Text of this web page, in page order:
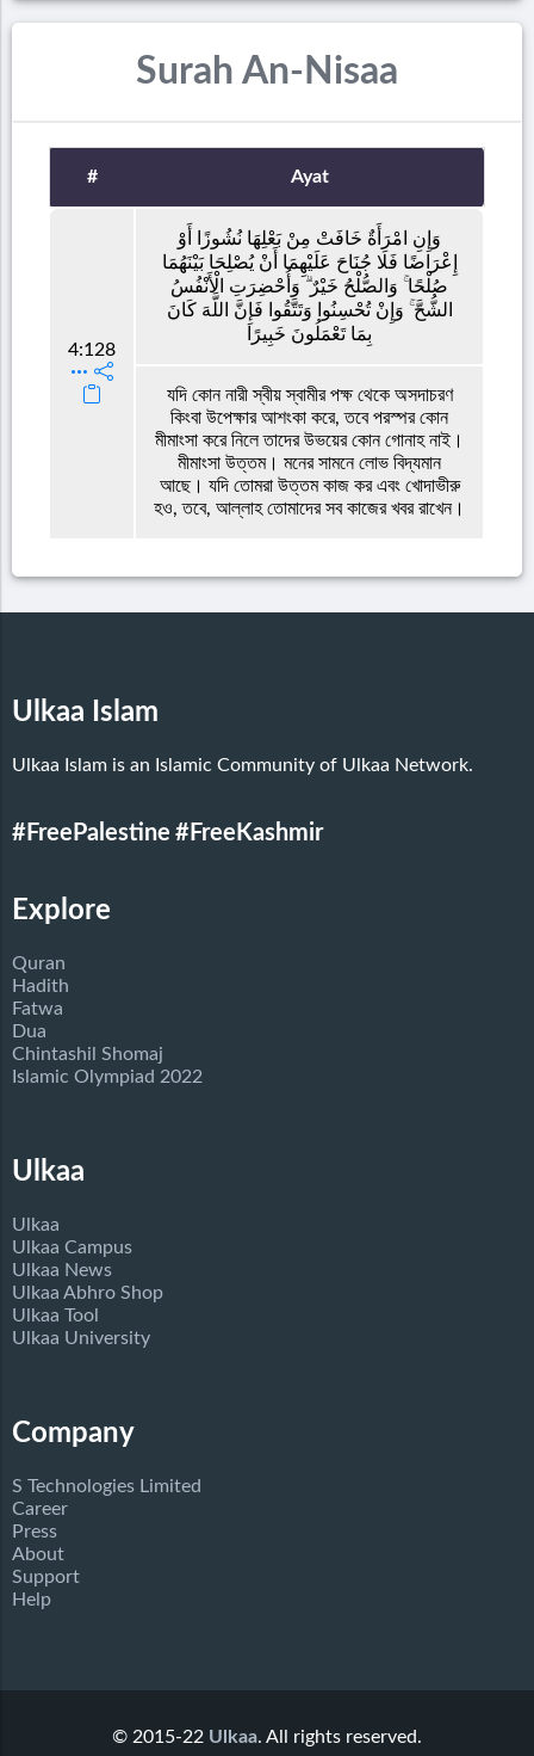
Surah An-Nisaa
# Ayat
4:128
وَإِنِ امْرَأَةٌ خَافَتْ مِنْ بَعْلِهَا نُشُوزًا أَوْ
إِعْرَاضًا فَلَا جُنَاحَ عَلَيْهِمَا أَنْ يُصْلِحَا بَيْنَهُمَا
صُلْحًا ۚ وَالصُّلْحُ خَيْرٌ ۗ وَأُحْضِرَتِ الْأَنْفُسُ
الشُّحَّ ۚ وَإِنْ تُحْسِنُوا وَتَتَّقُوا فَإِنَّ اللَّهَ كَانَ
بِمَا تَعْمَلُونَ خَبِيرًا
যদি কোন নারী স্বীয় স্বামীর পক্ষ থেকে অসদাচরণ
কিংবা উপেক্ষার আশংকা করে, তবে পরস্পর কোন
মীমাংসা করে নিলে তাদের উভয়ের কোন গোনাহ নাই।
মীমাংসা উত্তম। মনের সামনে লোভ বিদ্যমান
আছে। যদি তোমরা উত্তম কাজ কর এবং খোদাভীরু
হও, তবে, আল্লাহ তোমাদের সব কাজের খবর রাখেন।
Ulkaa Islam
Ulkaa Islam is an Islamic Community of Ulkaa Network.
#FreePalestine #FreeKashmir
Explore
Quran
Hadith
Fatwa
Dua
Chintashil Shomaj
Islamic Olympiad 2022
Ulkaa
Ulkaa
Ulkaa Campus
Ulkaa News
Ulkaa Abhro Shop
Ulkaa Tool
Ulkaa University
Company
S Technologies Limited
Career
Press
About
Support
Help
© 2015-22 Ulkaa. All rights reserved.